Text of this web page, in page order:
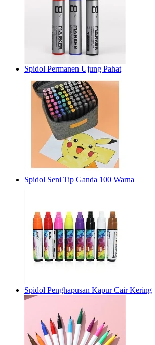
Spidol Permanen Ujung Pahat
Spidol Seni Tip Ganda 100 Warna
Spidol Penghapusan Kapur Cair Kering